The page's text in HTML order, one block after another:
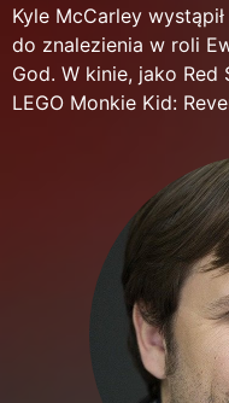
Kyle McCarley
do znalezienia w roli
God. W kinie, jako
LEGO Monkie Kid: